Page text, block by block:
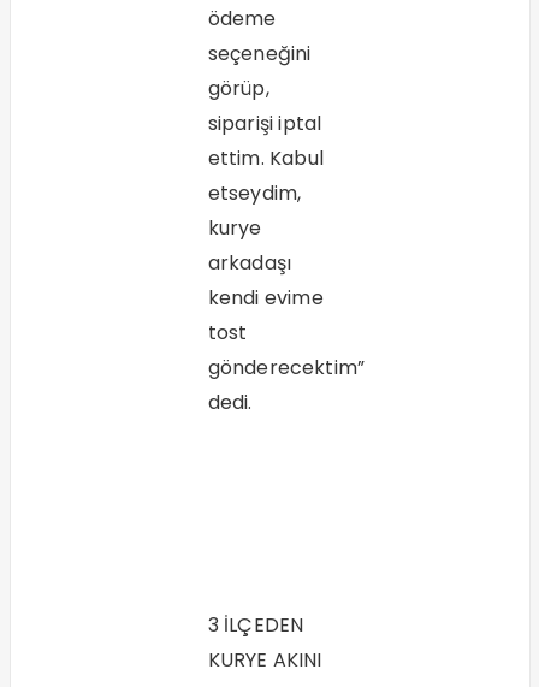
ödeme
seçeneğini
görüp,
siparişi iptal
ettim. Kabul
etseydim,
kurye
arkadaşı
kendi evime
tost
gönderecektim”
dedi.
3 İLÇEDEN
KURYE AKINI